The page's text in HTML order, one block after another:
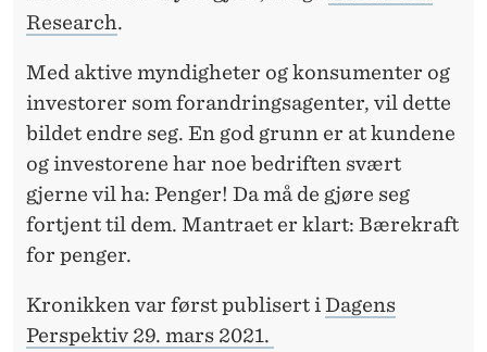
Research.
Med aktive myndigheter og konsumenter og
investorer som forandringsagenter, vil dette
bildet endre seg. En god grunn er at kundene
og investorene har noe bedriften svært
gjerne vil ha: Penger! Da må de gjøre seg
fortjent til dem. Mantraet er klart: Bærekraft
for penger.
Kronikken var først publisert i Dagens
Perspektiv 29. mars 2021.